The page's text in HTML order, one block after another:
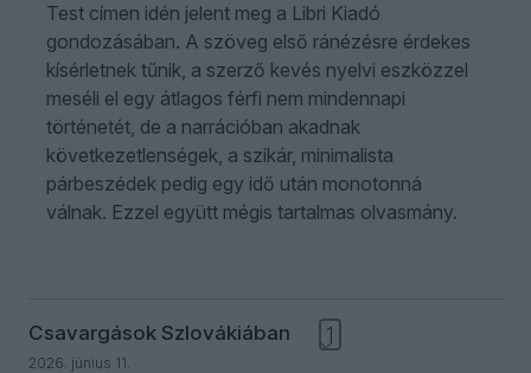
Test címen idén jelent meg a Libri Kiadó
gondozásában. A szöveg első ránézésre érdekes
kísérletnek tűnik, a szerző kevés nyelvi eszközzel
meséli el egy átlagos férfi nem mindennapi
történetét, de a narrációban akadnak
következetlenségek, a szikár, minimalista
párbeszédek pedig egy idő után monotonná
válnak. Ezzel együtt mégis tartalmas olvasmány.
Csavargások Szlovákiában
2026. június 11.
1